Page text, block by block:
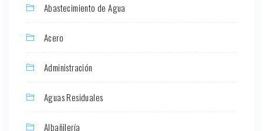
Abastecimiento de Agua
Acero
Administración
Aguas Residuales
Albañilería